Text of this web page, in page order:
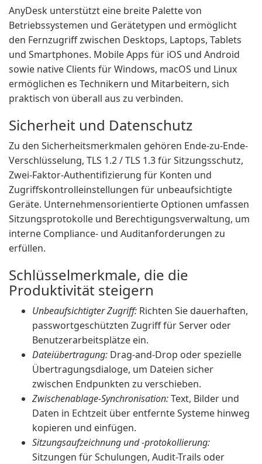
AnyDesk unterstützt eine breite Palette von
Betriebssystemen und Gerätetypen und ermöglicht
den Fernzugriff zwischen Desktops, Laptops, Tablets
und Smartphones. Mobile Apps für iOS und Android
sowie native Clients für Windows, macOS und Linux
ermöglichen es Technikern und Mitarbeitern, sich
praktisch von überall aus zu verbinden.
Sicherheit und Datenschutz
Zu den Sicherheitsmerkmalen gehören Ende-zu-Ende-
Verschlüsselung, TLS 1.2 / TLS 1.3 für Sitzungsschutz,
Zwei-Faktor-Authentifizierung für Konten und
Zugriffskontrolleinstellungen für unbeaufsichtigte
Geräte. Unternehmensorientierte Optionen umfassen
Sitzungsprotokolle und Berechtigungsverwaltung, um
interne Compliance- und Auditanforderungen zu
erfüllen.
Schlüsselmerkmale, die die
Produktivität steigern
Unbeaufsichtigter Zugriff: Richten Sie dauerhaften,
passwortgeschützten Zugriff für Server oder
Benutzerarbeitsplätze ein.
Dateiübertragung: Drag-and-Drop oder spezielle
Übertragungsdialoge, um Dateien sicher
zwischen Endpunkten zu verschieben.
Zwischenablage-Synchronisation:Text, Bilder und
Daten in Echtzeit über entfernte Systeme hinweg
kopieren und einfügen.
Sitzungsaufzeichnung und -protokollierung:
Sitzungen für Schulungen, Audit-Trails oder